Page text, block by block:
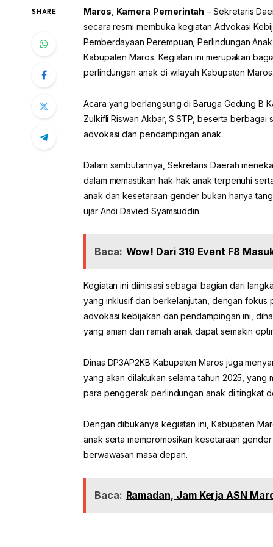
SHARE Maros, Kamera Pemerintah – Sekretaris
secara resmi membuka kegiatan Advokasi
Pemberdayaan Perempuan, Perlindungan
Kabupaten Maros. Kegiatan ini merupakan
perlindungan anak di wilayah Kabupaten
Acara yang berlangsung di Baruga Gedung B
Zulkifli Riswan Akbar, S.STP, beserta
advokasi dan pendampingan anak.
Dalam sambutannya, Sekretaris Daerah
dalam memastikan hak-hak anak terpenuhi
anak dan kesetaraan gender bukan hanya
ujar Andi Davied Syamsuddin.
Baca: Wow! Dari 319 Event F8
Kegiatan ini diinisiasi sebagai bagian dari
yang inklusif dan berkelanjutan, dengan fokus
advokasi kebijakan dan pendampingan ini,
yang aman dan ramah anak dapat semakin
Dinas DP3AP2KB Kabupaten Maros juga
yang akan dilakukan selama tahun 2025,
para penggerak perlindungan anak di tingkat
Dengan dibukanya kegiatan ini, Kabupaten
anak serta mempromosikan kesetaraan
berwawasan masa depan.
Baca: Ramadan, Jam Kerja ASN